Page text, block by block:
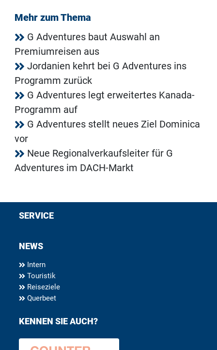
Mehr zum Thema
G Adventures baut Auswahl an
Premiumreisen aus
Jordanien kehrt bei G Adventures ins
Programm zurück
G Adventures legt erweitertes Kanada-
Programm auf
G Adventures stellt neues Ziel Dominica
vor
Neue Regionalverkaufsleiter für G
Adventures im DACH-Markt
SERVICE
NEWS
Intern
Touristik
Reiseziele
Querbeet
KENNEN SIE AUCH?